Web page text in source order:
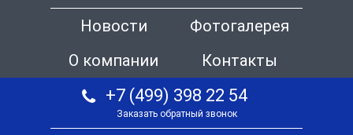
Новости
Фотогалерея
О компании
Контакты
+7 (499) 398 22 54
Заказать обратный звонок